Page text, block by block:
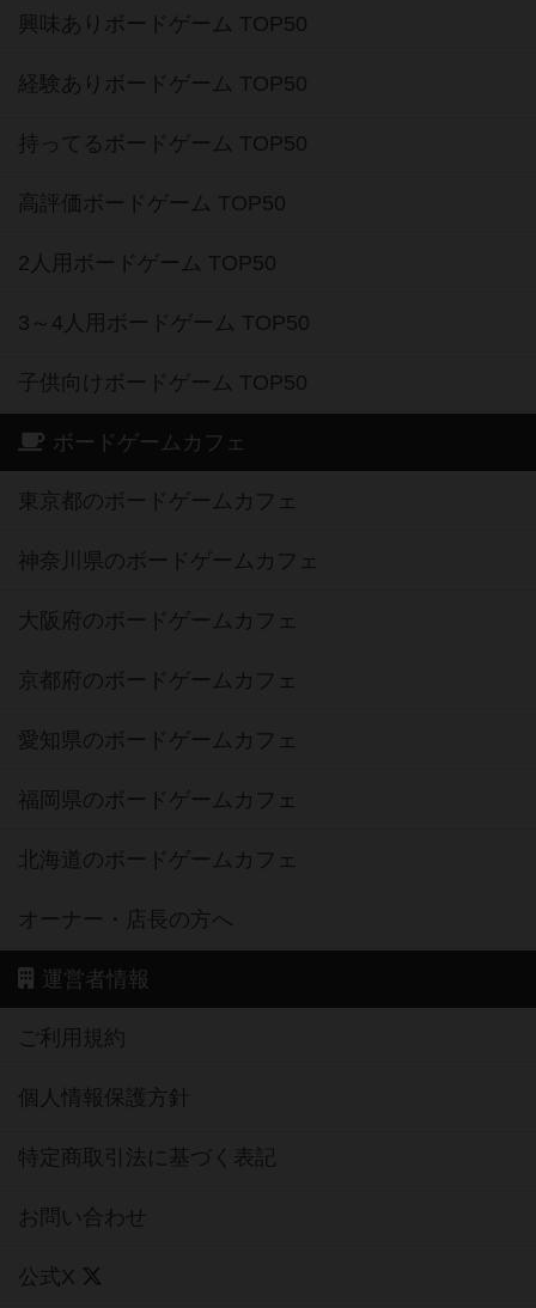
興味ありボードゲーム TOP50
経験ありボードゲーム TOP50
持ってるボードゲーム TOP50
高評価ボードゲーム TOP50
2人用ボードゲーム TOP50
3～4人用ボードゲーム TOP50
子供向けボードゲーム TOP50
ボードゲームカフェ
東京都のボードゲームカフェ
神奈川県のボードゲームカフェ
大阪府のボードゲームカフェ
京都府のボードゲームカフェ
愛知県のボードゲームカフェ
福岡県のボードゲームカフェ
北海道のボードゲームカフェ
オーナー・店長の方へ
運営者情報
ご利用規約
個人情報保護方針
特定商取引法に基づく表記
お問い合わせ
公式X